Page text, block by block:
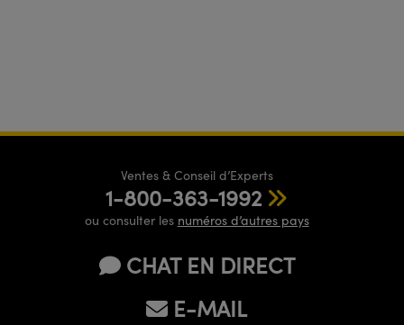
Ventes & Conseil d’Experts
1-800-363-1992
ou consulter les numéros d’autres pays
CHAT EN DIRECT
E-MAIL